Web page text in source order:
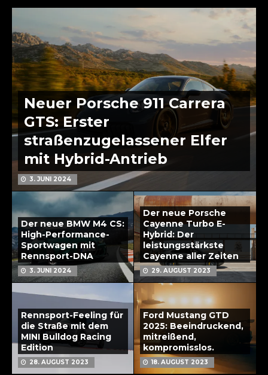
Neuer Porsche 911 Carrera
GTS: Erster
straßenzugelassener Elfer
mit Hybrid-Antrieb
3. JUNI 2024
Der neue BMW M4 CS:
High-Performance-
Sportwagen mit
Rennsport-DNA
3. JUNI 2024
Der neue Porsche
Cayenne Turbo E-
Hybrid: Der
leistungsstärkste
Cayenne aller Zeiten
29. AUGUST 2023
Rennsport-Feeling für
die Straße mit dem
MINI Bulldog Racing
Edition
28. AUGUST 2023
Ford Mustang GTD
2025: Beeindruckend,
mitreißend,
kompromisslos.
18. AUGUST 2023